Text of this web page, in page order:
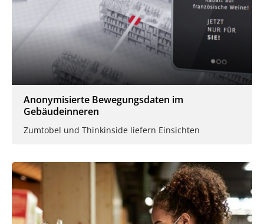
Anonymisierte Bewegungsdaten im
Gebäudeinneren
Zumtobel und Thinkinside liefern Einsichten